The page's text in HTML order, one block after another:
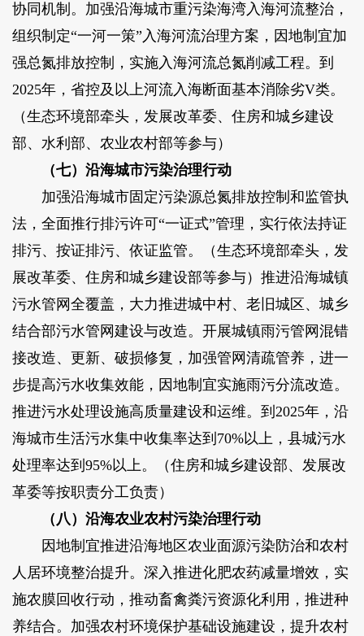
协同机制。加强沿海城市重污染海湾入海河流整治，
组织制定“一河一策”入海河流治理方案，因地制宜加
强总氮排放控制，实施入海河流总氮削减工程。到
2025年，省控及以上河流入海断面基本消除劣V类。
（生态环境部牵头，发展改革委、住房和城乡建设
部、水利部、农业农村部等参与）
（七）沿海城市污染治理行动
加强沿海城市固定污染源总氮排放控制和监管执
法，全面推行排污许可“一证式”管理，实行依法持证
排污、按证排污、依证监管。（生态环境部牵头，发
展改革委、住房和城乡建设部等参与）推进沿海城镇
污水管网全覆盖，大力推进城中村、老旧城区、城乡
结合部污水管网建设与改造。开展城镇雨污管网混错
接改造、更新、破损修复，加强管网清疏管养，进一
步提高污水收集效能，因地制宜实施雨污分流改造。
推进污水处理设施高质量建设和运维。到2025年，沿
海城市生活污水集中收集率达到70%以上，县城污水
处理率达到95%以上。（住房和城乡建设部、发展改
革委等按职责分工负责）
（八）沿海农业农村污染治理行动
因地制宜推进沿海地区农业面源污染防治和农村
人居环境整治提升。深入推进化肥农药减量增效，实
施农膜回收行动，推动畜禽粪污资源化利用，推进种
养结合。加强农村环境保护基础设施建设，提升农村